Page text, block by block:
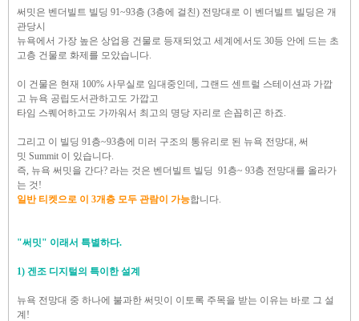
써밋은 벤더빌트 빌딩 91~93층 (3층에 걸친) 전망대로 이 벤더빌트 빌딩은 개
관당시
뉴욕에서 가장 높은 상업용 건물로 등재되었고 세계에서도 30등 안에 드는 초
고층 건물로 화제를 모았습니다.
이 건물은 현재 100% 사무실로 임대중인데, 그랜드 센트럴 스테이션과 가깝
고 뉴욕 공립도서관하고도 가깝고
타임 스퀘어하고도 가까워서 최고의 명당 자리로 손꼽히곤 하죠.
그리고 이 빌딩 91층~93층에 미러 구조의 통유리로 된 뉴욕 전망대, 써
밋 Summit 이 있습니다.
즉, 뉴욕 써밋을 간다? 라는 것은 벤더빌트 빌딩 91층~ 93층 전망대를 올라가
는 것!
일반 티켓으로 이 3개층 모두 관람이 가능합니다.
"써밋" 이래서 특별하다.
1) 겐조 디지털의 특이한 설계
뉴욕 전망대 중 하나에 불과한 써밋이 이토록 주목을 받는 이유는 바로 그 설
계!